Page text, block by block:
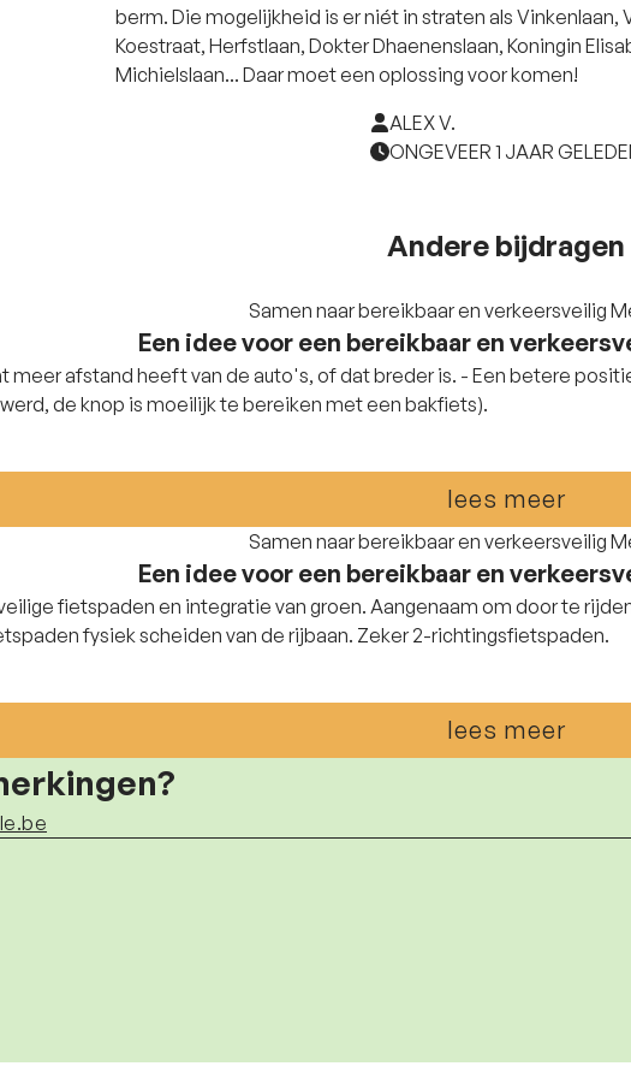
berm. Die mogelijkheid is er niét in straten als Vinkenlaan,
Koestraat, Herfstlaan, Dokter Dhaenenslaan, Koningin
Michielslaan... Daar moet een oplossing voor komen!
ALEX V.
ONGEVEER 1 JAAR
Andere bijdragen
Samen naar bereikbaar en verkeersveilig
Een idee voor een bereikbaar en
meer afstand heeft van de auto's, of dat breder is. - Een betere
de knop is moeilijk te bereiken met een bakfiets).
lees meer
Samen naar bereikbaar en verkeersveilig
Een idee voor een bereikbaar en
fietspaden en integratie van groen. Aangenaam om door te
in schoolomgevingen. Fietspaden fysiek scheiden van de rijbaan. Zeker 2-richtingsfietspaden.
lees meer